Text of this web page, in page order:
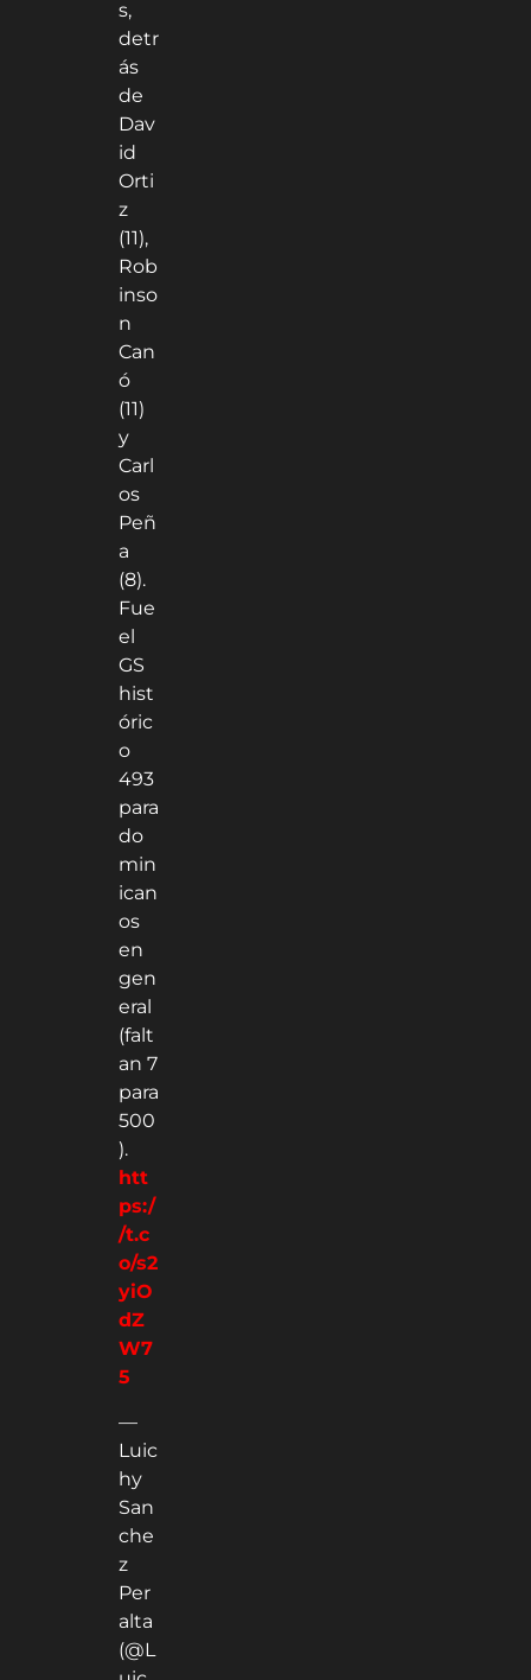
s,
detr
ás
de
Dav
id
Orti
z
(11),
Rob
inso
n
Can
ó
(11)
y
Carl
os
Peñ
a
(8).
Fue
el
GS
hist
óric
o
493
para
do
min
ican
os
en
gen
eral
(falt
an 7
para
500
).
htt
ps:/
/t.c
o/s2
yiO
dZ
W7
5
—
Luic
hy
San
che
z
Per
alta
(@L